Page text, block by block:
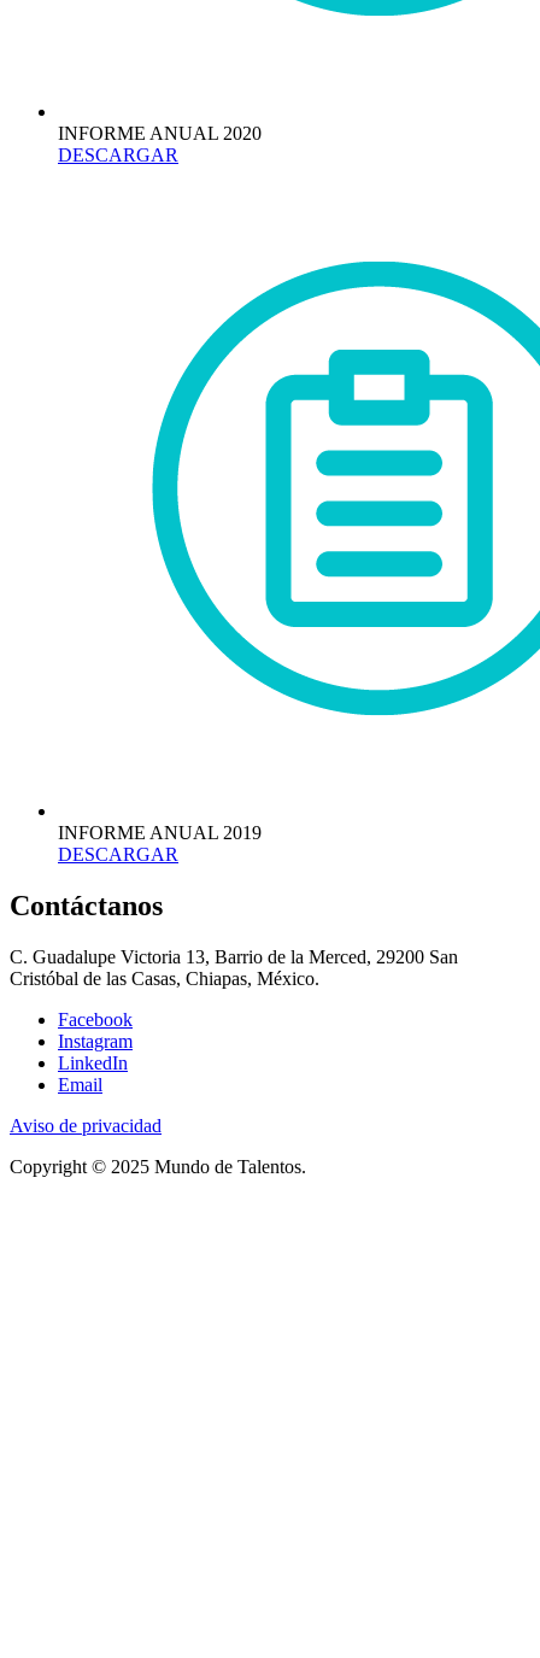
INFORME ANUAL 2020
DESCARGAR
INFORME ANUAL 2019
DESCARGAR
Contáctanos
C. Guadalupe Victoria 13, Barrio de la Merced, 29200 San
Cristóbal de las Casas, Chiapas, México.
Facebook
Instagram
LinkedIn
Email
Aviso de privacidad
Copyright © 2025 Mundo de Talentos.